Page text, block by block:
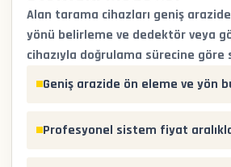
Alan tarama cihazları geniş
yönü belirleme ve dedektör veya
cihazıyla doğrulama sürecine göre
Geniş arazide ön eleme ve yön
Profesyonel sistem fiyat